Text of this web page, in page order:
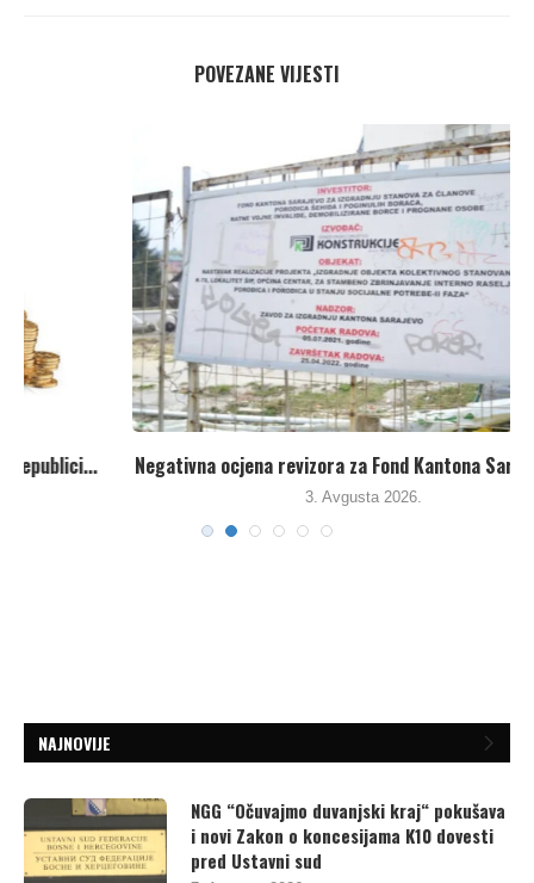
POVEZANE VIJESTI
Negativna ocjena revizora za Fond Kantona Sarajevo za...
3. Avgusta 2026.
NAJNOVIJE
NGG “Očuvajmo duvanjski kraj“ pokušava
i novi Zakon o koncesijama K10 dovesti
pred Ustavni sud